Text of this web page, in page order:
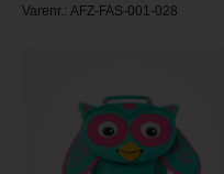
Varenr.: AFZ-FAS-001-028